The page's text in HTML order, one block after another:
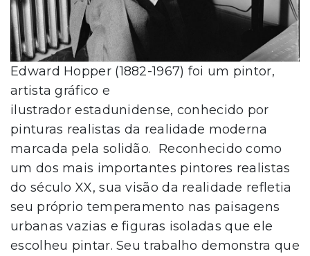
Edward Hopper (1882-1967) foi um pintor,
artista gráfico e
ilustrador estadunidense, conhecido por
pinturas realistas da realidade moderna
marcada pela solidão. Reconhecido como
um dos mais importantes pintores realistas
do século XX, sua visão da realidade refletia
seu próprio temperamento nas paisagens
urbanas vazias e figuras isoladas que ele
escolheu pintar. Seu trabalho demonstra que